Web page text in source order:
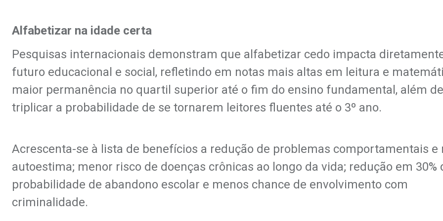
Alfabetizar na idade certa
Pesquisas internacionais demonstram que alfabetizar cedo impacta
futuro educacional e social, refletindo em notas mais altas em leitura e
maior permanência no quartil superior até o fim do ensino fundamental, além de
triplicar a probabilidade de se tornarem leitores fluentes até o 3º ano.
Acrescenta-se à lista de benefícios a redução de problemas comportamentais e
autoestima; menor risco de doenças crônicas ao longo da vida; redução em 30%
probabilidade de abandono escolar e menos chance de envolvimento com
criminalidade.